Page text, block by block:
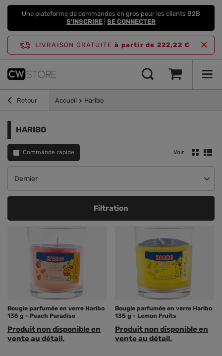
Une plateforme de commandes en gros pour les clients B2B
S'INSCRIRE SE CONNECTER
LIVRAISON GRATUITE à partir de 222,22 €
Retour Accueil Haribo
HARIBO
Commande rapide
Modifier le tri
Dernier
Voir
Filtration
Bougie parfumée en verre Haribo
135 g - Peach Paradise
Produit non disponible en
vente au détail.
Bougie parfumée en verre Haribo
135 g - Lemon Fruits
Produit non disponible en
vente au détail.